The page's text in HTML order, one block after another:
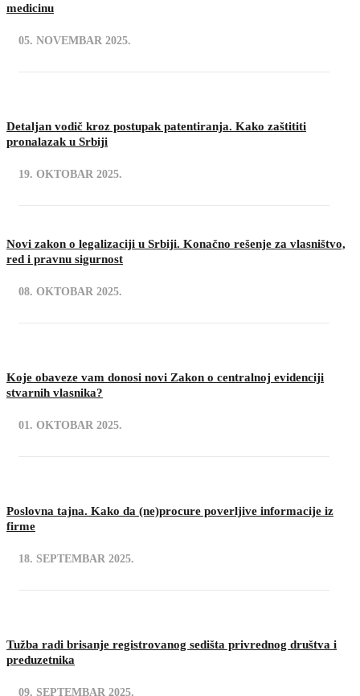
medicinu
05. NOVEMBAR 2025.
Detaljan vodič kroz postupak patentiranja. Kako zaštititi
pronalazak u Srbiji
19. OKTOBAR 2025.
Novi zakon o legalizaciji u Srbiji. Konačno rešenje za vlasništvo,
red i pravnu sigurnost
08. OKTOBAR 2025.
Koje obaveze vam donosi novi Zakon o centralnoj evidenciji
stvarnih vlasnika?
01. OKTOBAR 2025.
Poslovna tajna. Kako da (ne)procure poverljive informacije iz
firme
18. SEPTEMBAR 2025.
Tužba radi brisanje registrovanog sedišta privrednog društva i
preduzetnika
09. SEPTEMBAR 2025.